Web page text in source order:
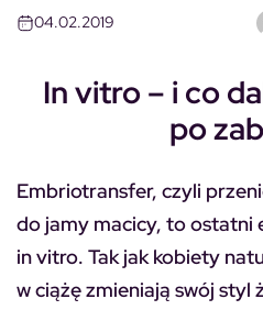
04.02.2019
In vitro – i co
po
Embriotransfer, czyli
do jamy macicy, to ostatni
in vitro. Tak jak kobiety
w ciążę zmieniają swój styl